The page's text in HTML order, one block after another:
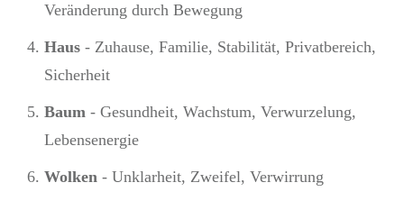
Veränderung durch Bewegung
Haus - Zuhause, Familie, Stabilität, Privatbereich,
Sicherheit
Baum - Gesundheit, Wachstum, Verwurzelung,
Lebensenergie
Wolken - Unklarheit, Zweifel, Verwirrung